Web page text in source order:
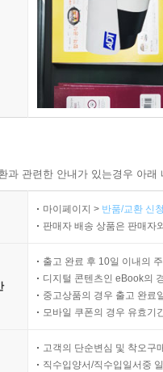
과 관련한 안내가 있는경우 아
마이페이지 > 반품/교환 신
판매자 배송 상품은 판매자
출고 완료 후 10일 이내의
디지털 콘텐츠인 eBook의
중고상품의 경우 출고 완료
모바일 쿠폰의 경우 유효기
고객의 단순변심 및 착오구
직수입양서/직수입일서중